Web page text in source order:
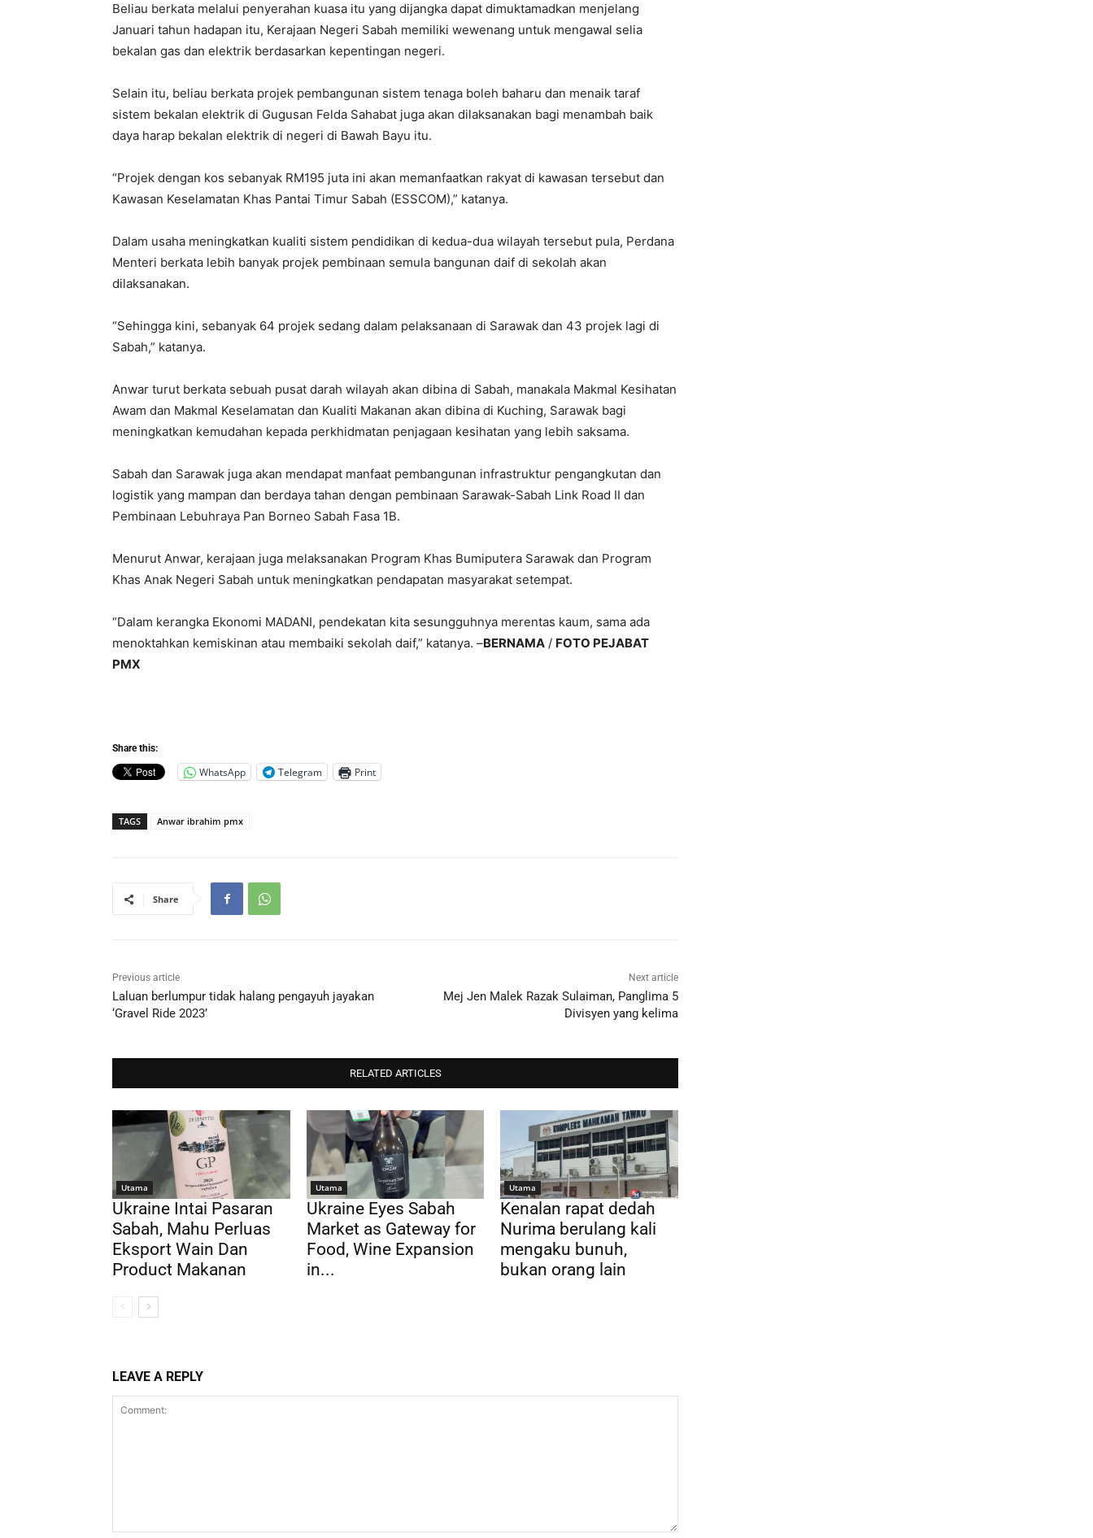
Beliau berkata melalui penyerahan kuasa itu yang dijangka dapat dimuktamadkan menjelang
Januari tahun hadapan itu, Kerajaan Negeri Sabah memiliki wewenang untuk mengawal selia
bekalan gas dan elektrik berdasarkan kepentingan negeri.
Selain itu, beliau berkata projek pembangunan sistem tenaga boleh baharu dan menaik taraf
sistem bekalan elektrik di Gugusan Felda Sahabat juga akan dilaksanakan bagi menambah baik
daya harap bekalan elektrik di negeri di Bawah Bayu itu.
“Projek dengan kos sebanyak RM195 juta ini akan memanfaatkan rakyat di kawasan tersebut dan
Kawasan Keselamatan Khas Pantai Timur Sabah (ESSCOM),” katanya.
Dalam usaha meningkatkan kualiti sistem pendidikan di kedua-dua wilayah tersebut pula, Perdana
Menteri berkata lebih banyak projek pembinaan semula bangunan daif di sekolah akan
dilaksanakan.
“Sehingga kini, sebanyak 64 projek sedang dalam pelaksanaan di Sarawak dan 43 projek lagi di
Sabah,” katanya.
Anwar turut berkata sebuah pusat darah wilayah akan dibina di Sabah, manakala Makmal Kesihatan
Awam dan Makmal Keselamatan dan Kualiti Makanan akan dibina di Kuching, Sarawak bagi
meningkatkan kemudahan kepada perkhidmatan penjagaan kesihatan yang lebih saksama.
Sabah dan Sarawak juga akan mendapat manfaat pembangunan infrastruktur pengangkutan dan
logistik yang mampan dan berdaya tahan dengan pembinaan Sarawak-Sabah Link Road II dan
Pembinaan Lebuhraya Pan Borneo Sabah Fasa 1B.
Menurut Anwar, kerajaan juga melaksanakan Program Khas Bumiputera Sarawak dan Program
Khas Anak Negeri Sabah untuk meningkatkan pendapatan masyarakat setempat.
“Dalam kerangka Ekonomi MADANI, pendekatan kita sesungguhnya merentas kaum, sama ada
menoktahkan kemiskinan atau membaiki sekolah daif,” katanya. –BERNAMA / FOTO PEJABAT
PMX
Share this:
WhatsApp Telegram Print
TAGS Anwar ibrahim pmx
Share
Previous article
Laluan berlumpur tidak halang pengayuh jayakan
‘Gravel Ride 2023’
Next article
Mej Jen Malek Razak Sulaiman, Panglima 5
Divisyen yang kelima
RELATED ARTICLES
Utama
Ukraine Intai Pasaran
Sabah, Mahu Perluas
Eksport Wain Dan
Product Makanan
Utama
Ukraine Eyes Sabah
Market as Gateway for
Food, Wine Expansion
in...
Utama
Kenalan rapat dedah
Nurima berulang kali
mengaku bunuh,
bukan orang lain
LEAVE A REPLY